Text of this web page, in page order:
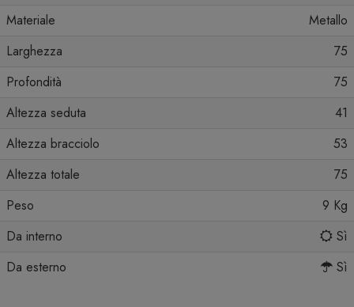
Materiale
Metallo
Larghezza
75
Profondità
75
Altezza seduta
41
Altezza bracciolo
53
Altezza totale
75
Peso
9 Kg
Da interno
Sì
Da esterno
Sì